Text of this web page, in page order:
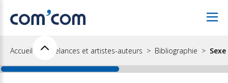
Accueil Freelances et artistes-auteurs Bibliographie